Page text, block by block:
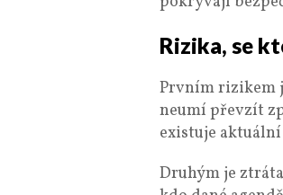
Rizika, se
Prvním rizikem
neumí převzít
existuje
Druhým je